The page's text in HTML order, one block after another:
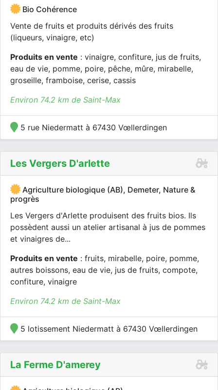
Bio Cohérence
Vente de fruits et produits dérivés des fruits
(liqueurs, vinaigre, etc)
Produits en vente : vinaigre, confiture, jus de fruits,
eau de vie, pomme, poire, pêche, mûre, mirabelle,
groseille, framboise, cerise, cassis
Environ 74.2 km de Saint-Max
5 rue Niedermatt à 67430 Vœllerdingen
Les Vergers D'arlette
Agriculture biologique (AB), Demeter, Nature &
progrès
Les Vergers d'Arlette produisent des fruits bios. Ils
possèdent aussi un atelier artisanal à jus de pommes
et vinaigres de...
Produits en vente : fruits, mirabelle, poire, pomme,
autres boissons, eau de vie, jus de fruits, compote,
confiture, vinaigre
Environ 74.2 km de Saint-Max
5 lotissement Niedermatt à 67430 Vœllerdingen
La Ferme D'amerey